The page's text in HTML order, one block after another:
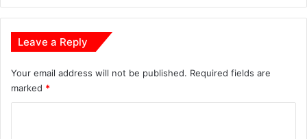
मु
त्री
Leave a Reply
Your email address will not be published. Required fields are
marked *